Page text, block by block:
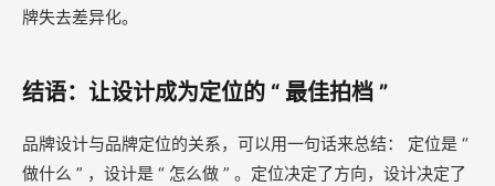
牌失去差异化。
结语：让设计成为定位的 “ 最佳拍档 ”
品牌设计与品牌定位的关系，可以用一句话来总结： 定位是 “
做什么 ” ，设计是 “ 怎么做 ” 。定位决定了方向，设计决定了